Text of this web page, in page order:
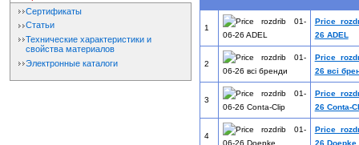
Сертификаты
Статьи
Технические характеристики и
свойства материалов
Электронные каталоги
1
Price
26 ADEL
2
Price
26 всі
3
Price
26 Conta-
4
Price
26 Doepke